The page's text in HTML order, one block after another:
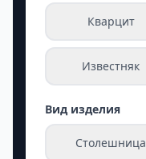
Кварцит
Известняк
Вид изделия
Столешница